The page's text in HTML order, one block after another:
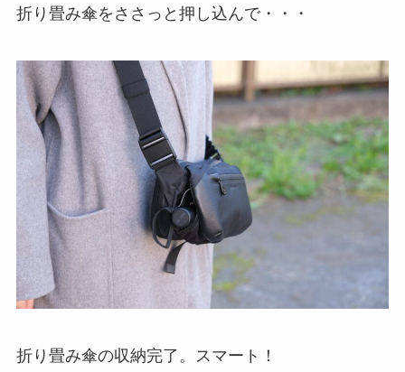
折り畳み傘をささっと押し込んで・・・
折り畳み傘の収納完了。スマート！